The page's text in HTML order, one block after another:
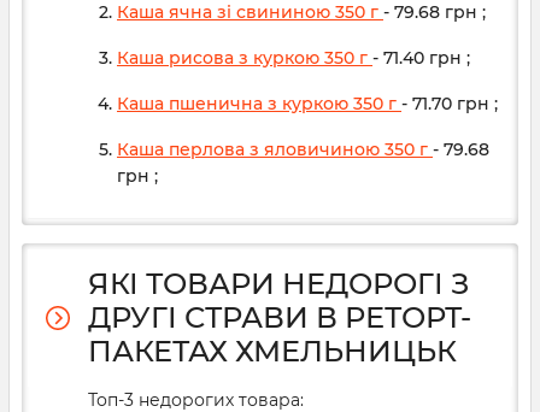
Каша ячна зі свининою 350 г - 79.68 грн ;
Каша рисова з куркою 350 г - 71.40 грн ;
Каша пшенична з куркою 350 г - 71.70 грн ;
Каша перлова з яловичиною 350 г - 79.68
грн ;
ЯКІ ТОВАРИ НЕДОРОГІ З
ДРУГІ СТРАВИ В РЕТОРТ-
ПАКЕТАХ ХМЕЛЬНИЦЬК
Топ-3 недорогих товара: